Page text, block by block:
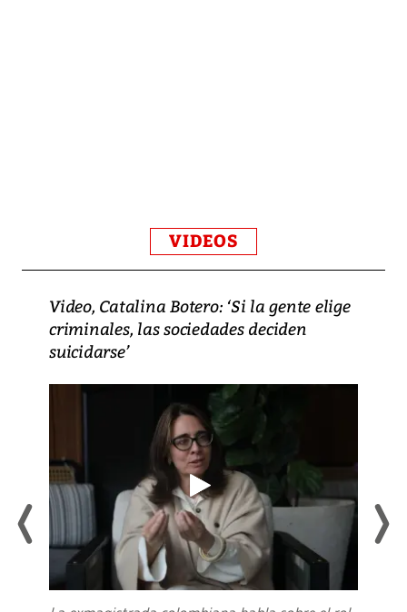
VIDEOS
Video, Catalina Botero: ‘Si la gente elige
criminales, las sociedades deciden
suicidarse’